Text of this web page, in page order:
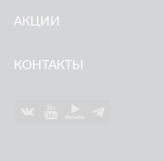
АКЦИИ
КОНТАКТЫ